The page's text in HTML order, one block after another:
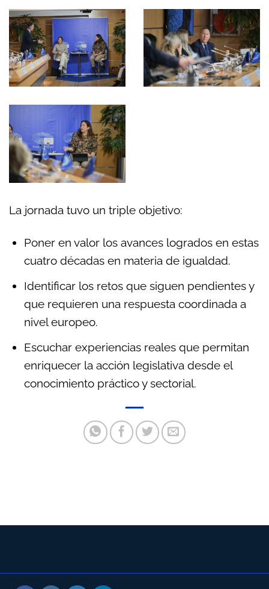
La jornada tuvo un triple objetivo:
Poner en valor los avances logrados en estas
cuatro décadas en materia de igualdad.
Identificar los retos que siguen pendientes y
que requieren una respuesta coordinada a
nivel europeo.
Escuchar experiencias reales que permitan
enriquecer la acción legislativa desde el
conocimiento práctico y sectorial.